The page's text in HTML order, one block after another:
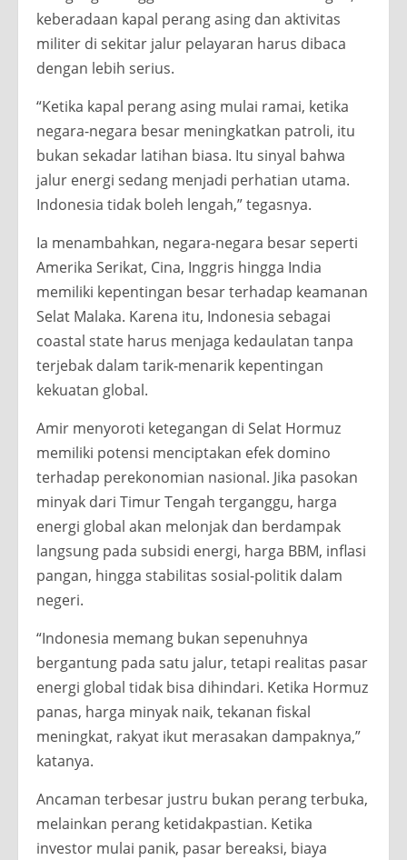
keberadaan kapal perang asing dan aktivitas
militer di sekitar jalur pelayaran harus dibaca
dengan lebih serius.
“Ketika kapal perang asing mulai ramai, ketika
negara-negara besar meningkatkan patroli, itu
bukan sekadar latihan biasa. Itu sinyal bahwa
jalur energi sedang menjadi perhatian utama.
Indonesia tidak boleh lengah,” tegasnya.
Ia menambahkan, negara-negara besar seperti
Amerika Serikat, Cina, Inggris hingga India
memiliki kepentingan besar terhadap keamanan
Selat Malaka. Karena itu, Indonesia sebagai
coastal state harus menjaga kedaulatan tanpa
terjebak dalam tarik-menarik kepentingan
kekuatan global.
Amir menyoroti ketegangan di Selat Hormuz
memiliki potensi menciptakan efek domino
terhadap perekonomian nasional. Jika pasokan
minyak dari Timur Tengah terganggu, harga
energi global akan melonjak dan berdampak
langsung pada subsidi energi, harga BBM, inflasi
pangan, hingga stabilitas sosial-politik dalam
negeri.
“Indonesia memang bukan sepenuhnya
bergantung pada satu jalur, tetapi realitas pasar
energi global tidak bisa dihindari. Ketika Hormuz
panas, harga minyak naik, tekanan fiskal
meningkat, rakyat ikut merasakan dampaknya,”
katanya.
Ancaman terbesar justru bukan perang terbuka,
melainkan perang ketidakpastian. Ketika
investor mulai panik, pasar bereaksi, biaya